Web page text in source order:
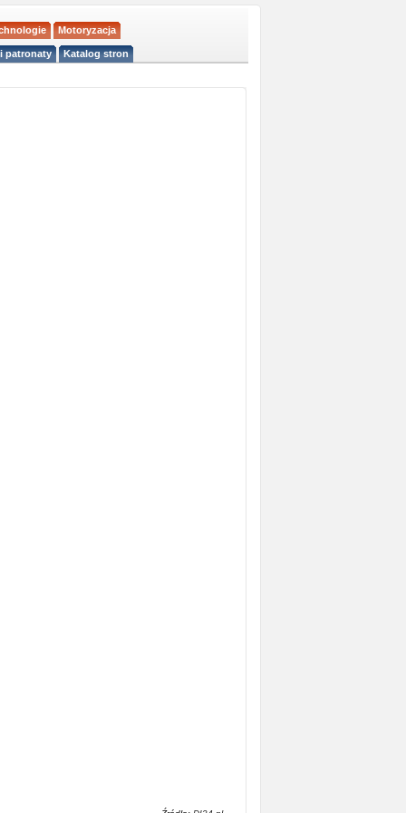
Motoryzacja
patronaty Katalog stron